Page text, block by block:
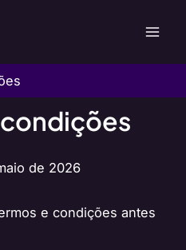
de 2026
e condições antes